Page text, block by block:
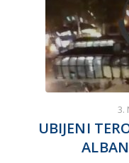
3.
UBIJENI